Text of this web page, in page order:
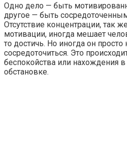
Одно дело — быть
другое — быть
Отсутствие концентрации, так
мотивации, иногда мешает
то достичь. Но иногда он
сосредоточиться. Это
беспокойства или нахождения
обстановке.